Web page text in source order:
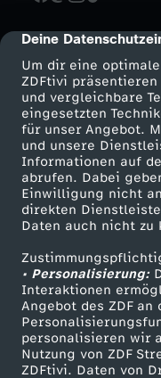
cmp-dialog-
Deine
Um dir eine optimale
ZDFtivi präsentieren
und vergleichbare
eingesetzten
für unser Angebot.
und unsere
Informationen auf
abrufen. Dabei
Einwilligung nicht
direkten
Daten auch nicht zu
• Personalisierung:
Interaktionen
Angebot des ZDF an
personalisieren wir
Nutzung von ZDF
ZDFtivi. Daten von
b
e
r
2
0
2
5
Mehr ZDF
ZDF-Apps
Smart TV
ZDFtext
Livestreams
Sendungen A-Z
TV-Programm